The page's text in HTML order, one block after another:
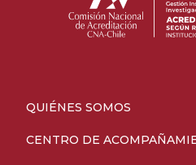
QUIÉNES SOMOS
CENTRO DE